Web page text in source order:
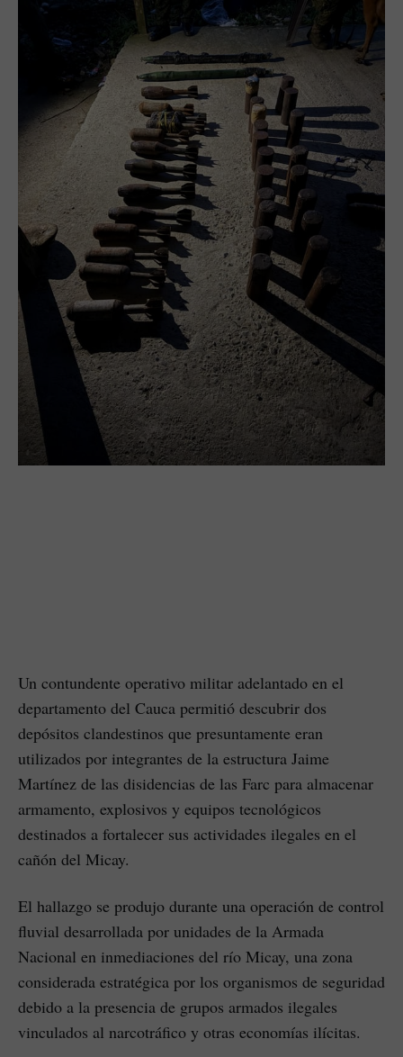
Un contundente operativo militar adelantado en el
departamento del Cauca permitió descubrir dos
depósitos clandestinos que presuntamente eran
utilizados por integrantes de la estructura Jaime
Martínez de las disidencias de las Farc para almacenar
armamento, explosivos y equipos tecnológicos
destinados a fortalecer sus actividades ilegales en el
cañón del Micay.
El hallazgo se produjo durante una operación de control
fluvial desarrollada por unidades de la Armada
Nacional en inmediaciones del río Micay, una zona
considerada estratégica por los organismos de seguridad
debido a la presencia de grupos armados ilegales
vinculados al narcotráfico y otras economías ilícitas.